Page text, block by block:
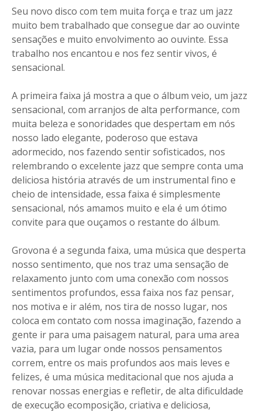
Seu novo disco com tem muita força e traz um jazz
muito bem trabalhado que consegue dar ao ouvinte
sensações e muito envolvimento ao ouvinte. Essa
trabalho nos encantou e nos fez sentir vivos, é
sensacional.
A primeira faixa já mostra a que o álbum veio, um jazz
sensacional, com arranjos de alta performance, com
muita beleza e sonoridades que despertam em nós
nosso lado elegante, poderoso que estava
adormecido, nos fazendo sentir sofisticados, nos
relembrando o excelente jazz que sempre conta uma
deliciosa história através de um instrumental fino e
cheio de intensidade, essa faixa é simplesmente
sensacional, nós amamos muito e ela é um ótimo
convite para que ouçamos o restante do álbum.
Grovona é a segunda faixa, uma música que desperta
nosso sentimento, que nos traz uma sensação de
relaxamento junto com uma conexão com nossos
sentimentos profundos, essa faixa nos faz pensar,
nos motiva e ir além, nos tira de nosso lugar, nos
coloca em contato com nossa imaginação, fazendo a
gente ir para uma paisagem natural, para uma area
vazia, para um lugar onde nossos pensamentos
correm, entre os mais profundos aos mais leves e
felizes, é uma música meditacional que nos ajuda a
renovar nossas energias e refletir, de alta dificuldade
de execução ecomposição, criativa e deliciosa,